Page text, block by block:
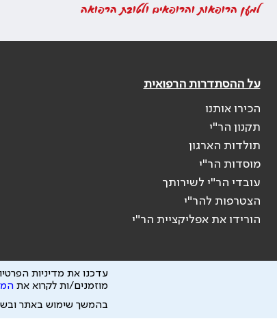
למען הרופאות והרופאים ולטובת הרפואה
על ההסתדרות הרפואית
הכירו אותנו
תקנון הר"י
תולדות הארגון
מוסדות הר"י
עובדי הר"י לשירותך
הצטרפות להר"י
הורידו את אפליקציית הר"י
עדכנו את מדיניות
מוזמנים/ות לקרוא את
בהמשך שימוש באתר